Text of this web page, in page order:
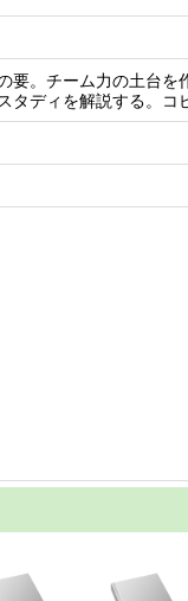
要。チーム力の土台
タディを解説する。コ